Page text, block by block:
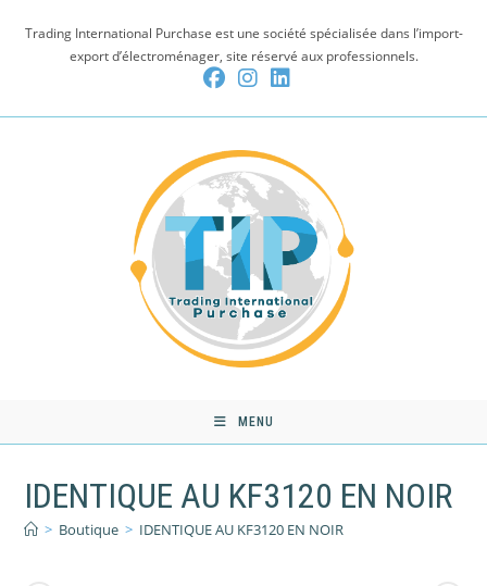
Trading International Purchase est une société spécialisée dans l’import-
export d’électroménager, site réservé aux professionnels.
MENU
IDENTIQUE AU KF3120 EN NOIR
> Boutique > IDENTIQUE AU KF3120 EN NOIR